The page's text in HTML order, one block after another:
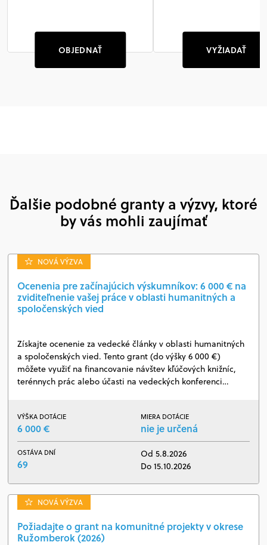
OBJEDNAŤ VYŽIADAŤ
Ďalšie podobné granty a výzvy, ktoré
by vás mohli zaujímať
NOVÁ VÝZVA
Ocenenia pre začínajúcich výskumníkov: 6 000 € na
zviditeľnenie vašej práce v oblasti humanitných a
spoločenských vied
Získajte ocenenie za vedecké články v oblasti humanitných
a spoločenských vied. Tento grant (do výšky 6 000 €)
môžete využiť na financovanie návštev kľúčových knižníc,
terénnych prác alebo účasti na vedeckých konferenci…
VÝŠKA DOTÁCIE
6 000 €
MIERA DOTÁCIE
nie je určená
OSTÁVA DNÍ
69
Od 5.8.2026
Do 15.10.2026
NOVÁ VÝZVA
Požiadajte o grant na komunitné projekty v okrese
Ružomberok (2026)